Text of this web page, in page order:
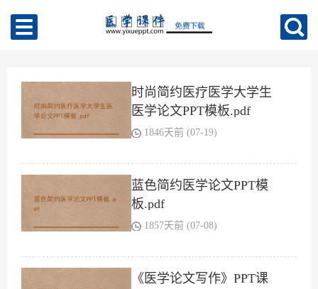
时尚简约医疗医学大学生
医学论文PPT模板.pdf
1846天前 (07-19)
蓝色简约医学论文PPT模
板.pdf
1857天前 (07-08)
《医学论文写作》PPT课